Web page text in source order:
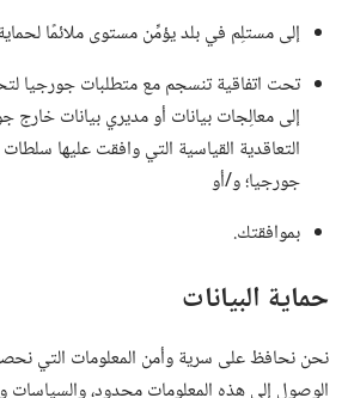
إلى مستلِم في بلد يؤمِّن مستوى ملائمًا
تحت اتفاقية تنسجم مع متطلبات جورجيا
إلى معالِجات بيانات أو مديري بيانات خارج
التعاقدية القياسية التي وافقت عليها
جورجيا؛‏ و/‏أو
بموافقتك.‏
حماية البيانات
نحن نحافظ على سرية وأمن المعلومات التي
الوصول إلى هذه المعلومات محدود،‏ والسياسات